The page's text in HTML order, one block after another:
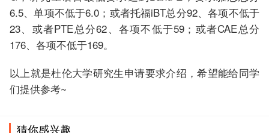
6.5、单项不低于6.0；或者托福iBT总分92、各项不低于
23、或者PTE总分62、各项不低于59；或者CAE总分
176、各项不低于169。
以上就是杜伦大学研究生申请要求介绍，希望能给同学
们提供参考~
猜你感兴趣